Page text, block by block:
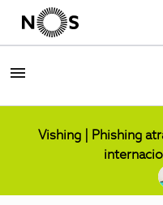
Vishing | Phishing